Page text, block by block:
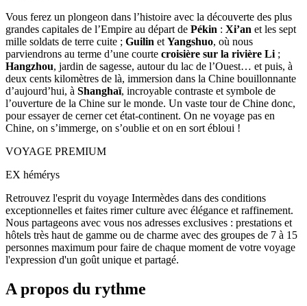
Vous ferez un plongeon dans l’histoire avec la découverte des plus
grandes capitales de l’Empire au départ de Pékin : Xi’an et les sept
mille soldats de terre cuite ; Guilin et Yangshuo, où nous
parviendrons au terme d’une courte croisière sur la rivière Li ;
Hangzhou, jardin de sagesse, autour du lac de l’Ouest… et puis, à
deux cents kilomètres de là, immersion dans la Chine bouillonnante
d’aujourd’hui, à Shanghaï, incroyable contraste et symbole de
l’ouverture de la Chine sur le monde. Un vaste tour de Chine donc,
pour essayer de cerner cet état-continent. On ne voyage pas en
Chine, on s’immerge, on s’oublie et on en sort ébloui !
VOYAGE PREMIUM
EX hémérys
Retrouvez l'esprit du voyage Intermèdes dans des conditions
exceptionnelles et faites rimer culture avec élégance et raffinement.
Nous partageons avec vous nos adresses exclusives : prestations et
hôtels très haut de gamme ou de charme avec des groupes de 7 à 15
personnes maximum pour faire de chaque moment de votre voyage
l'expression d'un goût unique et partagé.
A propos du rythme